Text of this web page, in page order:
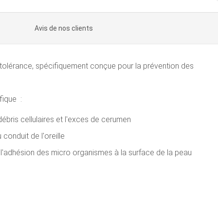
Avis de nos clients
spécifiquement conçue pour la prévention des
:
cellulaires et l'exces de cerumen
conduit de l'oreille
des micro organismes à la surface de la peau